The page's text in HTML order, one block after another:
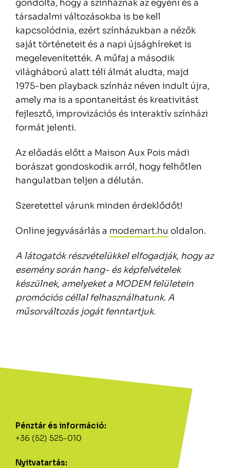
Pénztár és információ:
+36 (52) 525-010
Nyitvatartás:
gondolta, hogy a színháznak az egyéni és a
társadalmi változásokba is be kell
kapcsolódnia, ezért színházukban a nézők
saját történeteit és a napi újsághíreket is
megelevenítették. A műfaj a második
világháború alatt téli álmát aludta, majd
1975-ben playback színház néven indult újra,
amely ma is a spontaneitást és kreativitást
fejlesztő, improvizációs és interaktív színházi
formát jelenti.
Az előadás előtt a Maison Aux Pois mádi
borászat gondoskodik arról, hogy felhőtlen
hangulatban teljen a délután.
Szeretettel várunk minden érdeklődőt!
Online jegyvásárlás a modemart.hu oldalon.
A látogatók részvételükkel elfogadják, hogy az
esemény során hang- és képfelvételek
készülnek, amelyeket a MODEM felületein
promóciós céllal felhasználhatunk. A
műsorváltozás jogát fenntartjuk.